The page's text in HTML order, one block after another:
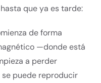
que ya es tarde:
de forma
—donde está
a perder
puede reproducir